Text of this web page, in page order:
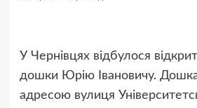
У Чернівцях відбулося
дошки Юрію Івановичу. Дошка
адресою вулиця